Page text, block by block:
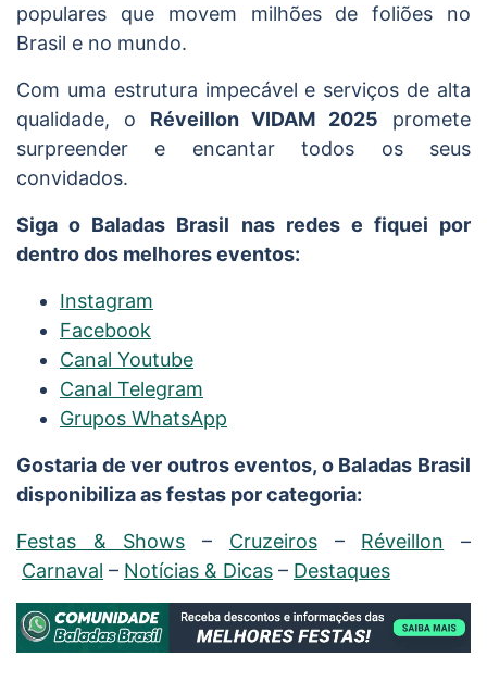
populares que movem milhões de foliões no
Brasil e no mundo.
Com uma estrutura impecável e serviços de alta
qualidade, o Réveillon VIDAM 2025 promete
surpreender e encantar todos os seus
convidados.
Siga o Baladas Brasil nas redes e fiquei por
dentro dos melhores eventos:
Instagram
Facebook
Canal Youtube
Canal Telegram
Grupos WhatsApp
Gostaria de ver outros eventos, o Baladas Brasil
disponibiliza as festas por categoria:
Festas & Shows – Cruzeiros– Réveillon –
Carnaval – Notícias & Dicas – Destaques